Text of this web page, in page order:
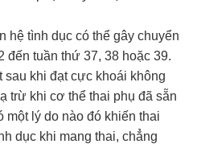
hệ tình dục có thể gây chuyển
đến tuần thứ 37, 38 hoặc 39.
sau khi đạt cực khoái không
trừ khi cơ thể thai phụ đã sẵn
một lý do nào đó khiến thai
dục khi mang thai, chẳng